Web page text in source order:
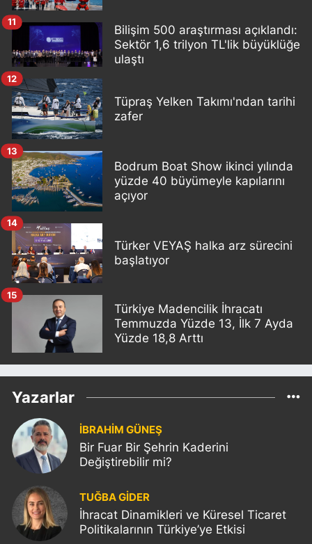
Bilişim 500 araştırması açıklandı:
Sektör 1,6 trilyon TL'lik büyüklüğe
ulaştı
11
Tüpraş Yelken Takımı'ndan tarihi
zafer
12
Bodrum Boat Show ikinci yılında
yüzde 40 büyümeyle kapılarını
açıyor
13
Türker VEYAŞ halka arz sürecini
başlatıyor
14
Türkiye Madencilik İhracatı
Temmuzda Yüzde 13, İlk 7 Ayda
Yüzde 18,8 Arttı
15
Yazarlar
İBRAHİM GÜNEŞ
Bir Fuar Bir Şehrin Kaderini
Değiştirebilir mi?
TUĞBA GİDER
İhracat Dinamikleri ve Küresel Ticaret
Politikalarının Türkiye’ye Etkisi